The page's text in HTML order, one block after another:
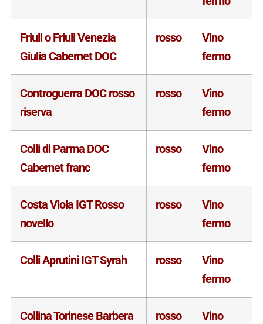
Friuli o Friuli Venezia
Giulia Cabernet DOC
rosso
Vino
fermo
Controguerra DOC rosso
riserva
rosso
Vino
fermo
Colli di Parma DOC
Cabernet franc
rosso
Vino
fermo
Costa Viola IGT Rosso
novello
rosso
Vino
fermo
Colli Aprutini IGT Syrah rosso
Vino
fermo
Collina Torinese Barbera
rosso
Vino